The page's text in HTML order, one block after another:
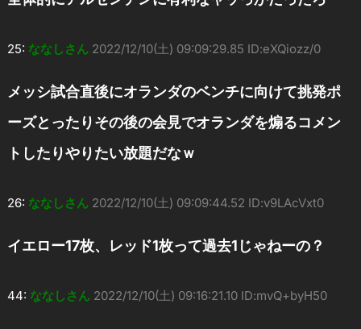
25: ななしさん 2022/12/10(土) 09:09:29.85 ID:eXQiozz/0
メッシ試合直後にオランダのベンチに向けて挑発ポ
ーズとったりその後の会見でオランダを煽るコメン
トしたりやりたい放題だなｗ
26: ななしさん 2022/12/10(土) 09:09:44.52 ID:v9LAcVxt0
イエロー17枚、レッド1枚って過去1じゃねーの？
44: ななしさん 2022/12/10(土) 09:16:21.10 ID:mvQ+byH50